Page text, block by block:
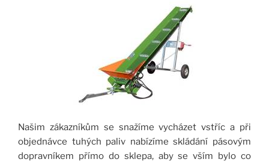
Našim zákazníkům se snažíme vycházet vstříc a při
objednávce tuhých paliv nabízíme skládání pásovým
dopravníkem přímo do sklepa, aby se vším bylo co